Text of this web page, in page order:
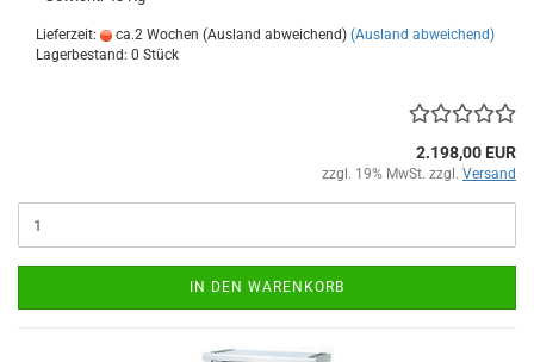
Lieferzeit: ca.2 Wochen (Ausland abweichend) (Ausland abweichend)
Lagerbestand: 0 Stück
2.198,00 EUR
zzgl. 19% MwSt. zzgl. Versand
IN DEN WARENKORB